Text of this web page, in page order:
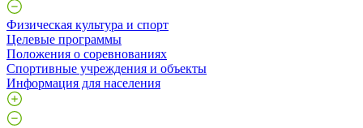
Физическая культура и спорт
Целевые программы
Положения о соревнованиях
Спортивные учреждения и объекты
Информация для населения